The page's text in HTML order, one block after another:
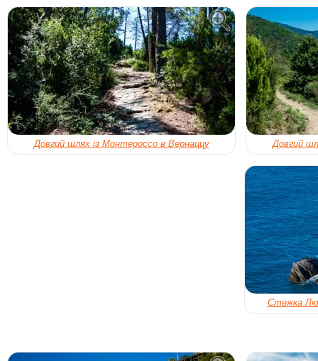
Довгий шлях із Монтероссо в Вернаццу Довгий
Стежка